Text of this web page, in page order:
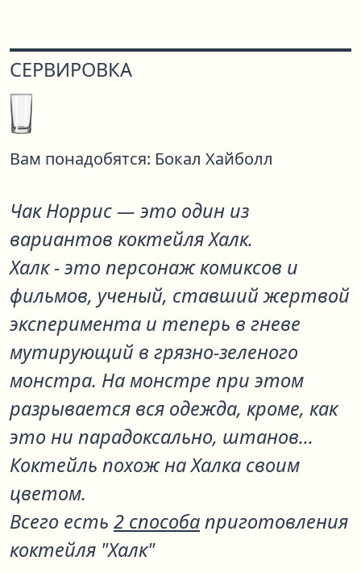
СЕРВИРОВКА
Вам понадобятся: Бокал Хайболл
Чак Норрис— это один из
вариантов коктейляХалк.
Халк - это персонаж комиксов и
фильмов, ученый, ставший жертвой
эксперимента и теперь в гневе
мутирующий в грязно-зеленого
монстра. На монстре при этом
разрывается вся одежда, кроме, как
это ни парадоксально, штанов...
Коктейль похож на Халка своим
цветом.
Всего есть 2 способаприготовления
коктейля "Халк"